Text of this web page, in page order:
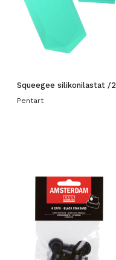
Squeegee silikonilastat /2
Pentart